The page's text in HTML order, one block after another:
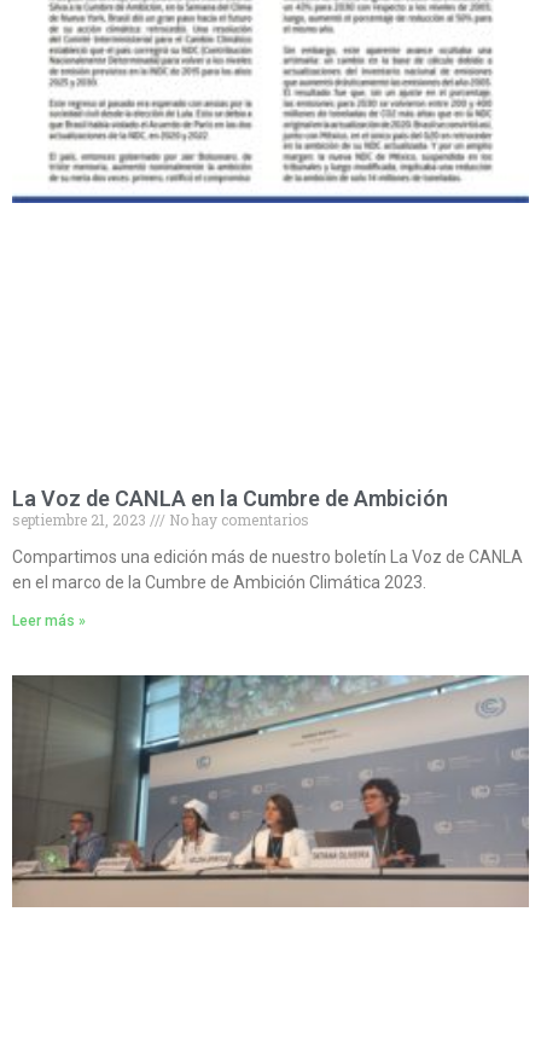
La Voz de CANLA en la Cumbre de Ambición
septiembre 21, 2023
No hay comentarios
Compartimos una edición más de nuestro boletín La Voz de CANLA
en el marco de la Cumbre de Ambición Climática 2023.
Leer más »